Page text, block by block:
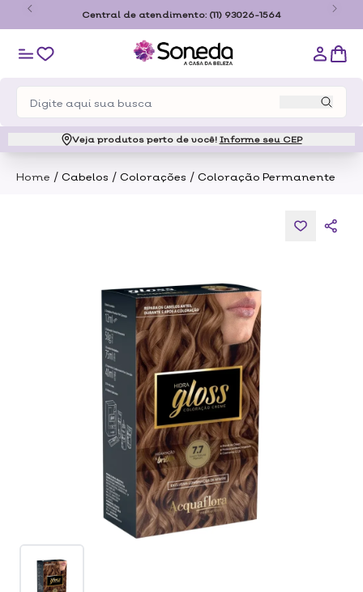
Central de atendimento: (11) 93026-1564
Veja produtos perto de você! Informe seu CEP
Home / Cabelos / Colorações / Coloração Permanente